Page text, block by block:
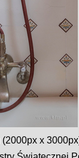
(2000px x